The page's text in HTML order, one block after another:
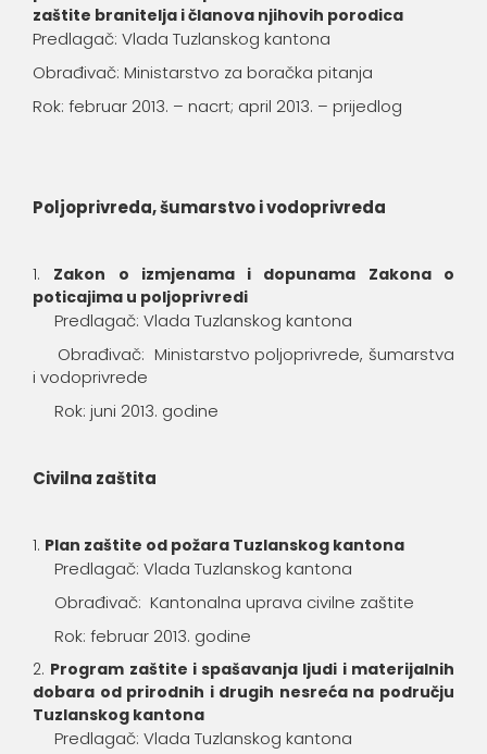
zaštite branitelja i članova njihovih porodica
Predlagač: Vlada Tuzlanskog kantona
Obrađivač: Ministarstvo za boračka pitanja
Rok: februar 2013. – nacrt; april 2013. – prijedlog
Poljoprivreda, šumarstvo i vodoprivreda
Zakon o izmjenama i dopunama Zakona o
poticajima u poljoprivredi
Predlagač: Vlada Tuzlanskog kantona
Obrađivač: Ministarstvo poljoprivrede, šumarstva
i vodoprivrede
Rok: juni 2013. godine
Civilna zaštita
Plan zaštite od požara Tuzlanskog kantona
Predlagač: Vlada Tuzlanskog kantona
Obrađivač: Kantonalna uprava civilne zaštite
Rok: februar 2013. godine
Program zaštite i spašavanja ljudi i materijalnih
dobara od prirodnih i drugih nesreća na području
Tuzlanskog kantona
Predlagač: Vlada Tuzlanskog kantona